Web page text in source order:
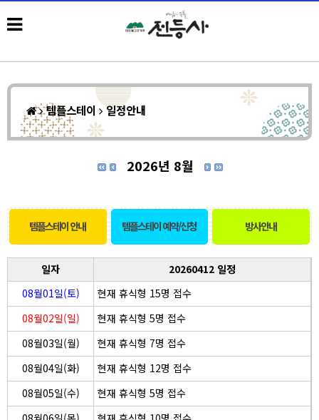
템플스테이 일정안내
2026년 8월
템플스테이 안내 템플스테이 예약/신청 방사안내
일자
20260412 일정
08월01일(토)
현재 휴식형 15명 접수
08월02일(일)
현재 휴식형 5명 접수
08월03일(월)
현재 휴식형 7명 접수
08월04일(화)
현재 휴식형 12명 접수
08월05일(수)
현재 휴식형 5명 접수